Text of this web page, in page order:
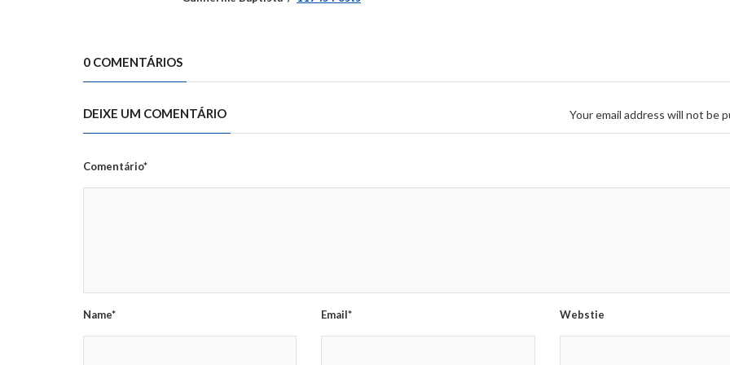
0 COMENTÁRIOS
DEIXE UM COMENTÁRIO Your email address will not be
Comentário*
Name* Email* Webstie